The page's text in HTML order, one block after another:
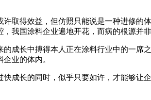
取得效益，但仿照只能说是一种进修的
我国涂料企业遍地开花，而病的根源并非
成长中搏得本人正在涂料行业中的一席
业的体内。
成长的同时，似乎只要如许，才能够让